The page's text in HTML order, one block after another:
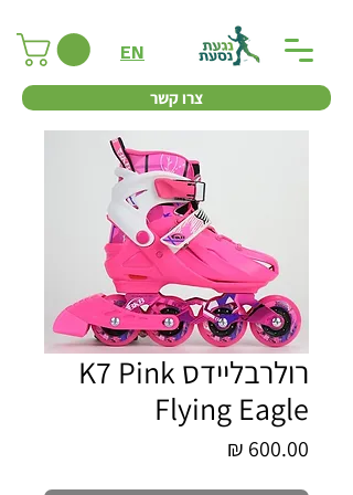
EN
צרו קשר
רולרבליידס K7 Pink
Flying Eagle